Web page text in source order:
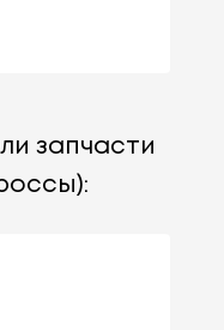
запчасти